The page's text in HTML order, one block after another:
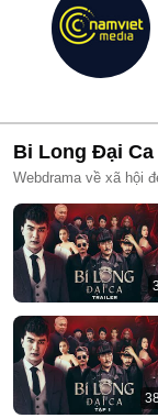
Bi Long Đại Ca
Webdrama về xã hội